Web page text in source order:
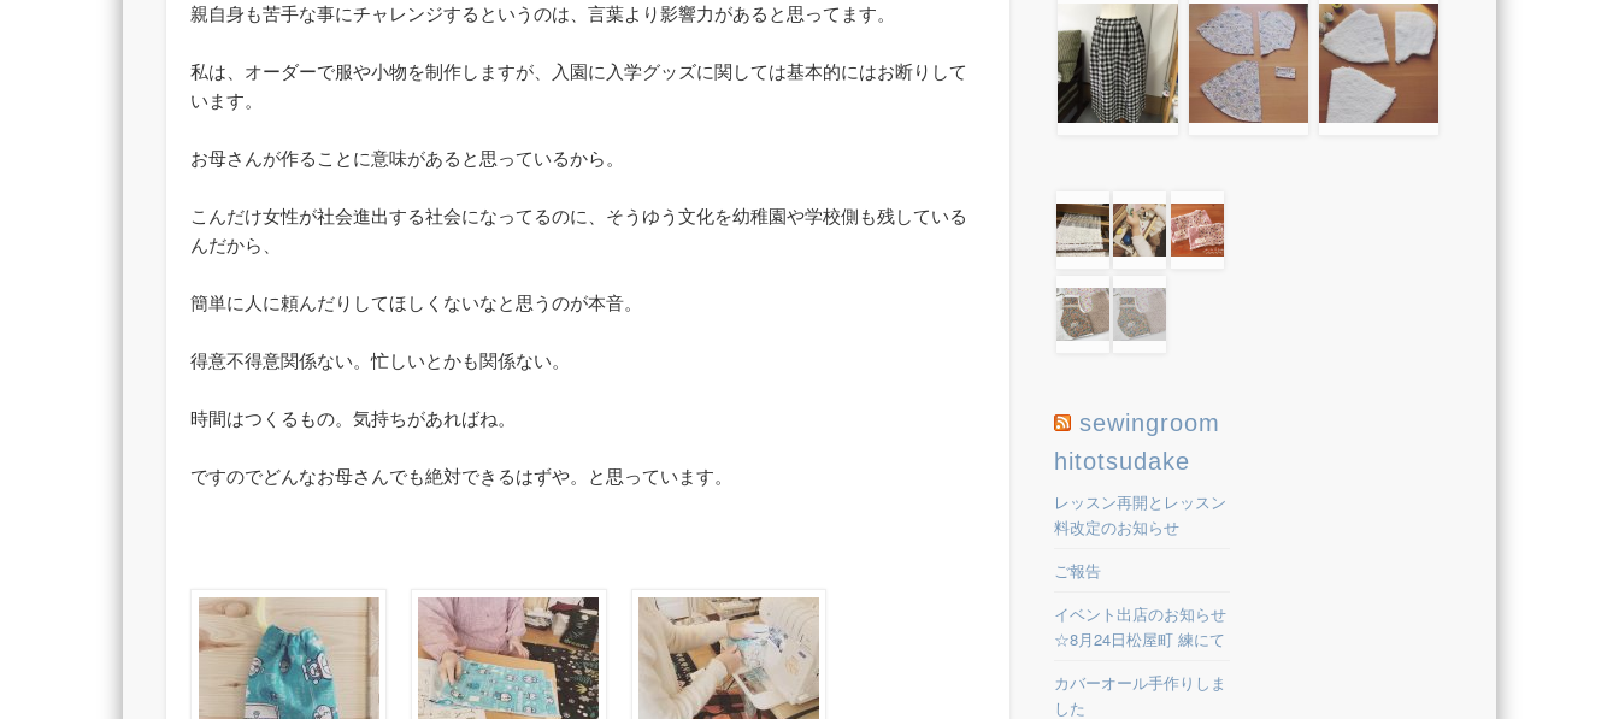
親自身も苦手な事にチャレンジするというのは、言葉より影響力があると思ってます。
私は、オーダーで服や小物を制作しますが、入園に入学グッズに関しては基本的にはお断りして
います。
お母さんが作ることに意味があると思っているから。
こんだけ女性が社会進出する社会になってるのに、そうゆう文化を幼稚園や学校側も残している
んだから、
簡単に人に頼んだりしてほしくないなと思うのが本音。
得意不得意関係ない。忙しいとかも関係ない。
時間はつくるもの。気持ちがあればね。
ですのでどんなお母さんでも絶対できるはずや。と思っています。
sewingroom
hitotsudake
レッスン再開とレッスン
料改定のお知らせ
ご報告
イベント出店のお知らせ
☆8月24日松屋町 練にて
カバーオール手作りしま
した